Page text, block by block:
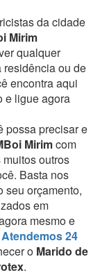
da cidade
Mirim
qualquer
residência ou de
encontra aqui
e ligue agora
possa precisar e
Mirimcom
outros
Basta nos
seu orçamento,
em
mesmo e
Atendemos 24
o Marido de
.